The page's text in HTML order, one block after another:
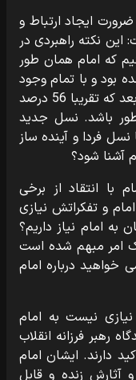
ایجاد ارتباط و
نکته راهبردی در
که امام همان طور
بود و با تمام وجود
به ایشان عشق می ورزیدیم برای نسل بعد که تقریبا 56 درصد
باشد. نسل جدید
نسل فردا و آینده ساز
آشنا شود؟
با انتقاد از برخی
و تفکراتش نیازی
امام نیاز داریم؟
یک امر مبهم شده است
درباره امام
نیست به امام
رهبر فرزانه انقلاب
دارند. ایشان امام
آثارش زنده و قابل